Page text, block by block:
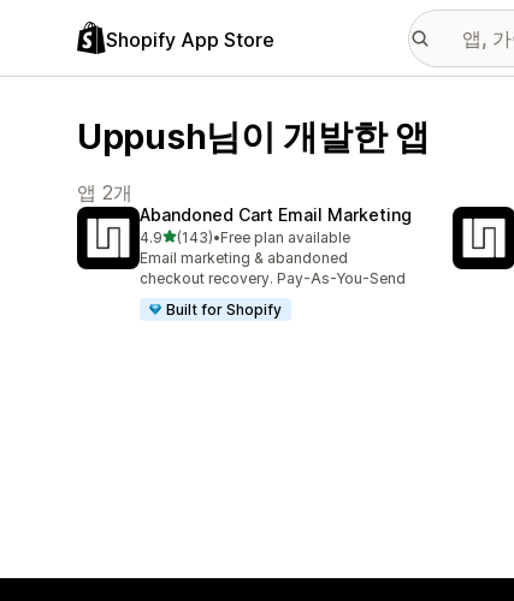
Shopify App Store
Uppush님이 개발한 앱
앱 2개
Abandoned Cart Email Marketing
4.9별 5개 중
(143)
총 리뷰 143개
•Free plan available
Email marketing & abandoned
checkout recovery. Pay-As-You-Send
Built for Shopify